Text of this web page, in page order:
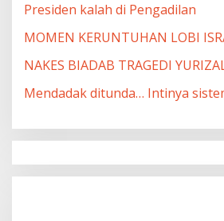
Presiden kalah di Pengadilan
MOMEN KERUNTUHAN LOBI
NAKES BIADAB TRAGEDI
Mendadak ditunda… Intinya